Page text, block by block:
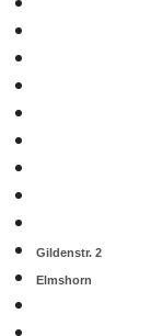
Gildenstr. 2
Elmshorn